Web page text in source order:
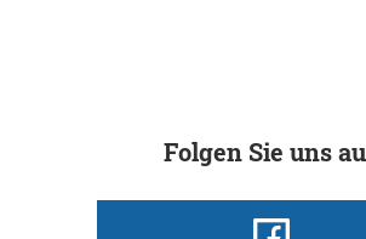
Folgen Sie uns